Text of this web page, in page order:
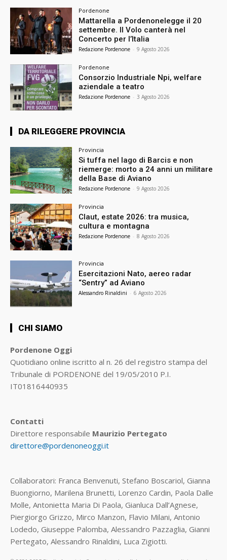
Pordenone
Mattarella a Pordenonelegge il 20
settembre. Il Volo canterà nel
Concerto per l’Italia
Redazione Pordenone - 9 Agosto 2026
Pordenone
Consorzio Industriale Npi, welfare
aziendale a teatro
Redazione Pordenone - 3 Agosto 2026
DA RILEGGERE PROVINCIA
Provincia
Si tuffa nel lago di Barcis e non
riemerge: morto a 24 anni un militare
della Base di Aviano
Redazione Pordenone - 9 Agosto 2026
Provincia
Claut, estate 2026: tra musica,
cultura e montagna
Redazione Pordenone - 8 Agosto 2026
Provincia
Esercitazioni Nato, aereo radar
“Sentry” ad Aviano
Alessandro Rinaldini - 6 Agosto 2026
CHI SIAMO
Pordenone Oggi
Quotidiano online iscritto al n. 26 del registro stampa del
Tribunale di PORDENONE del 19/05/2010 P.I.
IT01816440935
Contatti
Direttore responsabile Maurizio Pertegato
direttore@pordenoneoggi.it
Collaboratori: Franca Benvenuti, Stefano Boscariol, Gianna
Buongiorno, Marilena Brunetti, Lorenzo Cardin, Paola Dalle
Molle, Antonietta Maria Di Paola, Gianluca Dall’Agnese,
Piergiorgo Grizzo, Mirco Manzon, Flavio Milani, Antonio
Lodedo, Giuseppe Palomba, Alessandro Pazzaglia, Gianni
Pertegato, Alessandro Rinaldini, Luca Zigiotti.